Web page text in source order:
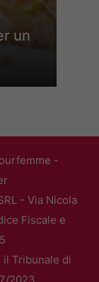
un
-
- Via Nicola
Fiscale e
Tribunale di